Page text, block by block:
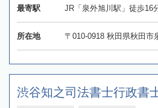
最寄駅 JR「泉外旭川駅」徒歩16
所在地 〒010-0918 秋田県秋田市
渋谷知之司法書士行政書